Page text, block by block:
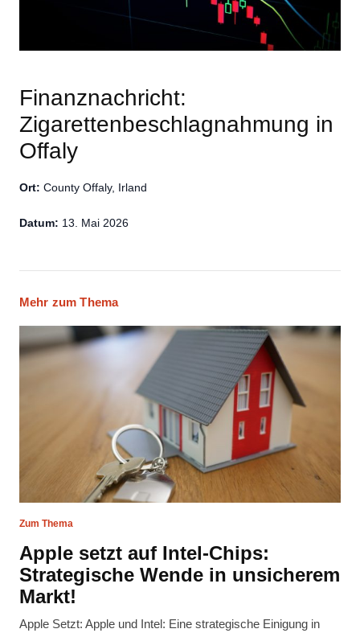
Finanznachricht:
Zigarettenbeschlagnahmung in
Offaly
Ort: County Offaly, Irland
Datum: 13. Mai 2026
Mehr zum Thema
Zum Thema
Apple setzt auf Intel-Chips:
Strategische Wende in unsicherem
Markt!
Apple Setzt: Apple und Intel: Eine strategische Einigung in